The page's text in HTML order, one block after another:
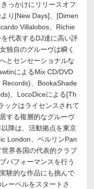
っかけにリリースオフ
り[New Days]、[Dimen
Villalobos、Richie
代表するDJ達に高い評
独自のグルーヴは瞬く
とセンセーショナルな
によるMix CD/DVD
、BookaShade
、LocoDiceによる[Th
ックはライセンスされて
する複層的なグルーヴ
降は、活動拠点を東京
London、ベルリンPan
界各国の代表的クラブ
パフォーマンスを行う
験的な作品にも挑んで
ーベルをスタートさ